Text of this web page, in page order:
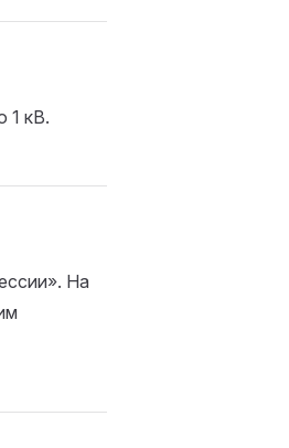
1 кВ.
На